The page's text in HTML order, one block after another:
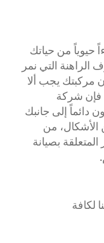
حيوياً من حياتك
التي نمر
مركبتك يجب ألا
فإن شركة
دائماً إلى جانبك
من
بصيانة
لكافة